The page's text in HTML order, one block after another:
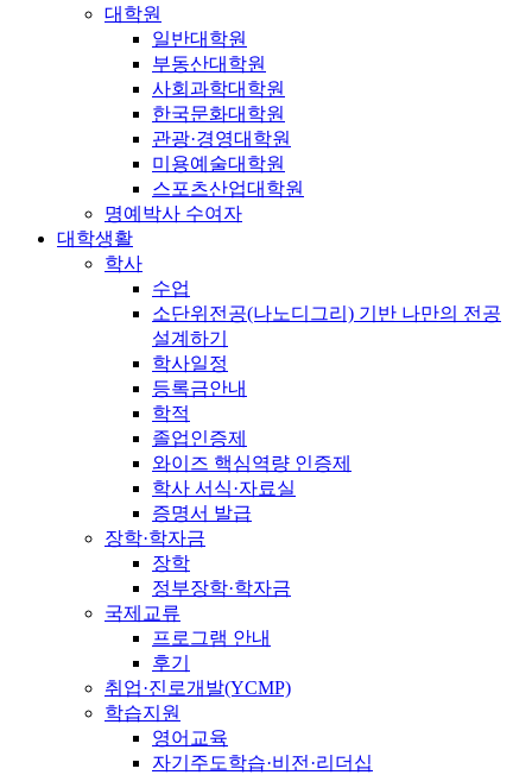
대학원
일반대학원
부동산대학원
사회과학대학원
한국문화대학원
관광·경영대학원
미용예술대학원
스포츠산업대학원
명예박사 수여자
대학생활
학사
수업
소단위전공(나노디그리) 기반 나만의 전공
설계하기
학사일정
등록금안내
학적
졸업인증제
와이즈 핵심역량 인증제
학사 서식·자료실
증명서 발급
장학·학자금
장학
정부장학·학자금
국제교류
프로그램 안내
후기
취업·진로개발(YCMP)
학습지원
영어교육
자기주도학습·비전·리더십